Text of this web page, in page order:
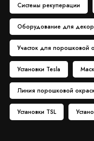
Системы рекуперации
Оборудование для
Участок для порошковой
Установки Tesla
Линия порошковой
Установки TSL